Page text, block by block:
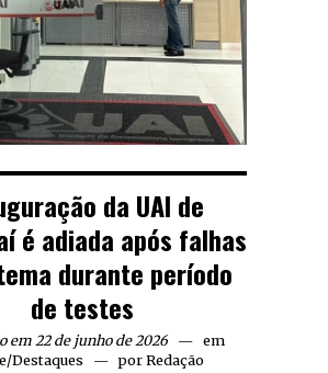
da UAI de
é adiada após falhas
durante período
de testes
em 22 de junho de 2026
em
/Destaques por Redação